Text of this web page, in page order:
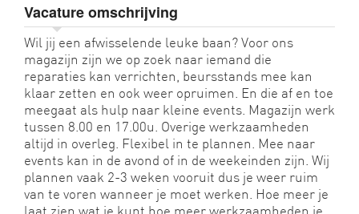
Vacature omschrijving
Wil jij een afwisselende leuke baan? Voor ons
magazijn zijn we op zoek naar iemand die
reparaties kan verrichten, beursstands mee kan
klaar zetten en ook weer opruimen. En die af en toe
meegaat als hulp naar kleine events. Magazijn werk
tussen 8.00 en 17.00u. Overige werkzaamheden
altijd in overleg. Flexibel in te plannen. Mee naar
events kan in de avond of in de weekeinden zijn. Wij
plannen vaak 2-3 weken vooruit dus je weer ruim
van te voren wanneer je moet werken. Hoe meer je